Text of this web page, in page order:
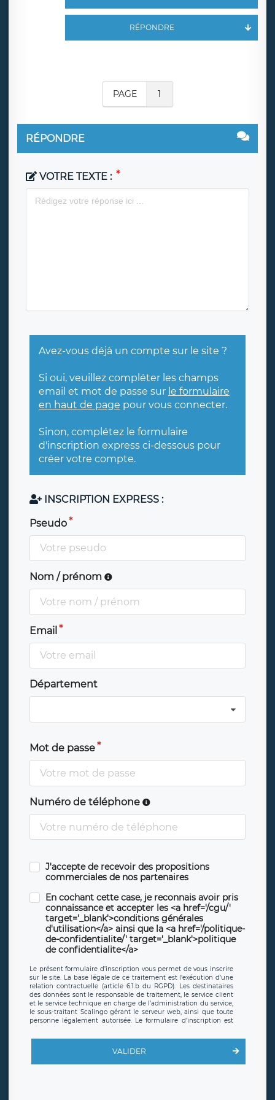
RÉPONDRE
PAGE 1
RÉPONDRE
VOTRE TEXTE :
Avez-vous déjà un compte sur le site ?
Si oui, veuillez compléter les champs
email et mot de passe sur le formulaire
en haut de page pour vous connecter.
Sinon, complétez le formulaire
d'inscription express ci-dessous pour
créer votre compte.
INSCRIPTION EXPRESS :
Pseudo
Nom / prénom
Email
Département
Mot de passe
Numéro de téléphone
J'accepte de recevoir des propositions
commerciales de nos partenaires
En cochant cette case, je reconnais avoir pris
connaissance et accepter les <a href='/cgu/'
target='_blank'>conditions générales
d'utilisation</a> ainsi que la <a href='/politique-
de-confidentialite/' target='_blank'>politique
de confidentialite</a>
Le présent formulaire d’inscription vous permet de vous inscrire
sur le site. La base légale de ce traitement est l’exécution d’une
relation contractuelle (article 6.1.b du RGPD). Les destinataires
des données sont le responsable de traitement, le service client
et le service technique en charge de l’administration du service,
le sous-traitant Scalingo gérant le serveur web, ainsi que toute
personne légalement autorisée. Le formulaire d’inscription est
offrant desclauses de protection conformes au RGPD. Les
en sollicite la suppression, étant entendu que vous pouvez
demander la suppression de vos données et retirer votre
VALIDER